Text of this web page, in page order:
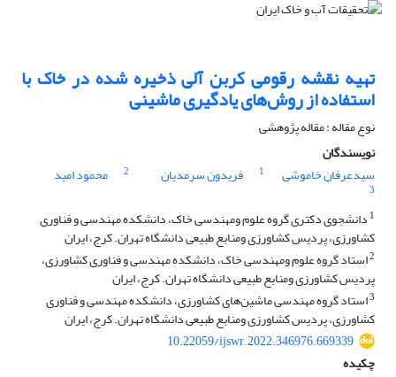
تهیه نقشه رقومی کربن آلی ذخیره شده در خاک با
استفاده از روش‌های یادگیری ماشینی
نوع مقاله : مقاله پژوهشی
نویسندگان
سیدعرفان خاموشی
1 فریدون سرمدیان 2 محمود امید
3
1 دانشجوی دکتری گروه علوم ومهندسی خاک، دانشکده مهندسی و فناوری
کشاورزی، پردیس کشاورزی ومنابع طبیعی دانشگاه تهران. کرج، ایران
2استاد گروه علوم ومهندسی خاک، دانشکده مهندسی و فناوری کشاورزی،
پردیس کشاورزی ومنابع طبیعی دانشگاه تهران. کرج، ایران
3استاد گروه مهندسی ماشین‌های کشاورزی، دانشکده مهندسی و فناوری
کشاورزی، پردیس کشاورزی ومنابع طبیعی دانشگاه تهران. کرج، ایران
10.22059/ijswr.2022.346976.669339
چکیده